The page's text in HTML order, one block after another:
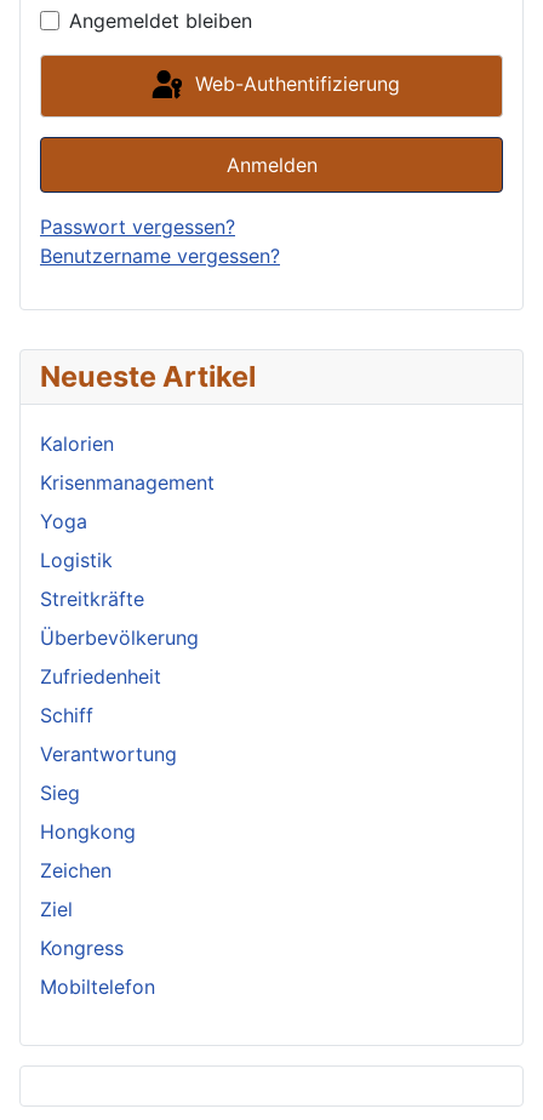
Neueste Artikel
Kalorien
Krisenmanagement
Yoga
Logistik
Streitkräfte
Überbevölkerung
Zufriedenheit
Schiff
Verantwortung
Sieg
Hongkong
Zeichen
Ziel
Kongress
Mobiltelefon
Angemeldet bleiben
Web-Authentifizierung
Anmelden
Passwort vergessen?
Benutzername vergessen?